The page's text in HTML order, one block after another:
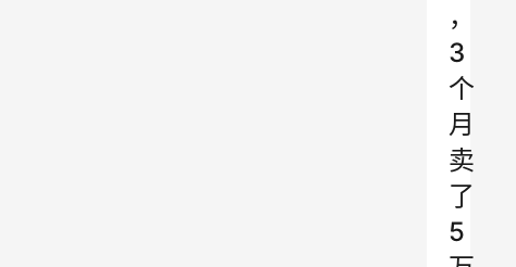
，
3
个
月
卖
了
5